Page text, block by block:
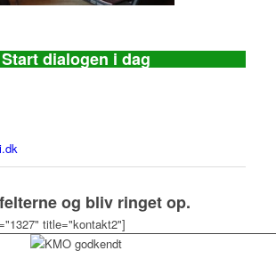
Start dialogen i dag
og bliv ringet op.
title="kontakt2"]